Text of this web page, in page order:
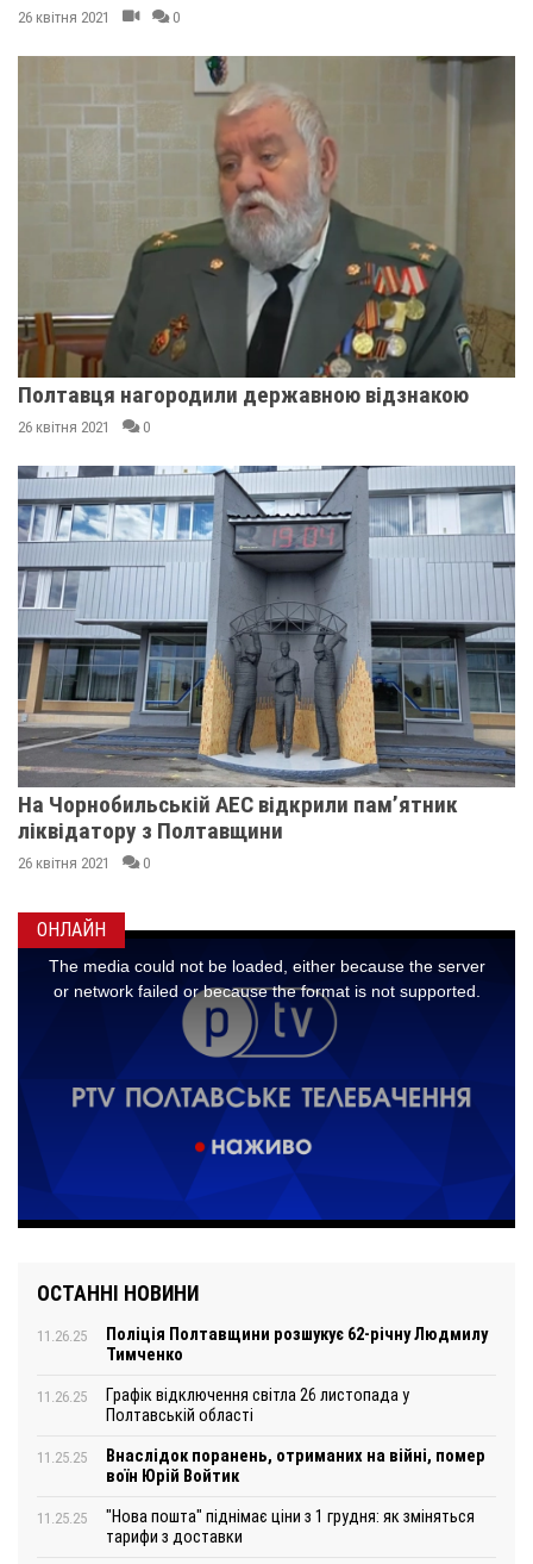
ОНЛАЙН
ОСТАННІ НОВИНИ
11.26.25
Поліція Полтавщини розшукує 62-річну Людмилу
Тимченко
11.26.25
Графік відключення світла 26 листопада у
Полтавській області
11.25.25
Внаслідок поранень, отриманих на війні, помер
воїн Юрій Войтик
11.25.25
"Нова пошта" піднімає ціни з 1 грудня: як зміняться
тарифи з доставки
26 квітня 2021 0
Полтавця нагородили державною відзнакою
26 квітня 2021 0
На Чорнобильській АЕС відкрили пам’ятник
ліквідатору з Полтавщини
26 квітня 2021 0